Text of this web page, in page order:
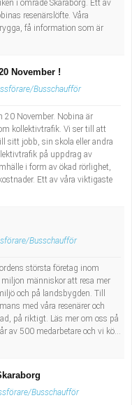
i område Skaraborg. Ett av
resenärslöfte. Våra
få information som är
November !
Busschaufför
20 November. Nobina är
kollektivtrafik. Vi ser till att
sitt jobb, sin skola eller andra
på uppdrag av
i form av ökad rörlighet,
Ett av våra viktigaste
Busschaufför
största företag inom
miljon människor att resa mer
och på landsbygden. Till
med våra resenärer och
på riktigt. Läs mer om oss på
av 500 medarbetare och vi kö...
Busschaufför